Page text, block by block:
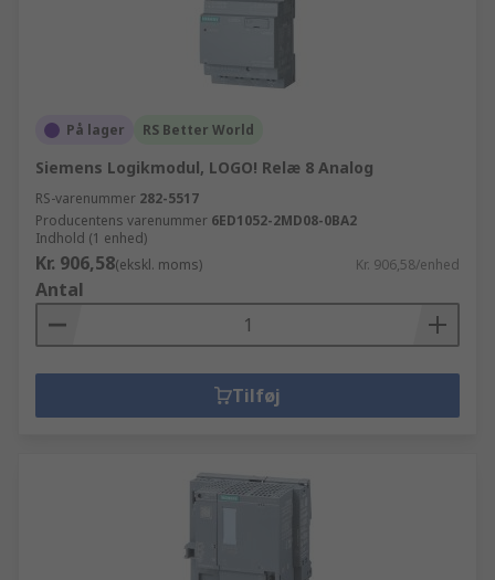
På lager RS Better World
Siemens Logikmodul, LOGO! Relæ 8 Analog
RS-varenummer 282-5517
Producentens varenummer 6ED1052-2MD08-0BA2
Indhold (1 enhed)
Kr. 906,58(ekskl. moms) Kr. 906,58/enhed
Antal
Tilføj